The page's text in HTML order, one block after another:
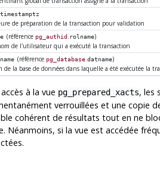
timestamptz
de préparation de la transaction pour validation
(référence pg_authid.rolname)
de l'utilisateur qui a exécuté la transaction
name (référence pg_database.datname)
de la base de données dans laquelle a été exécutée la
à la vue pg_prepared_xacts, les
verrouillées et une copie
cohérent de résultats tout en ne
Néanmoins, si la vue est accédée